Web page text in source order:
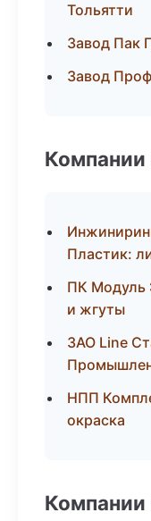
Тольятти
Завод Пак
Завод
Компании
Пластик:
ПК Модуль
и жгуты
ЗАО Line
НПП
окраска
Компании